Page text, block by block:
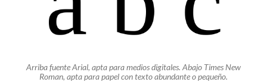
Arriba fuente Arial, apta para medios digitales. Abajo Times New
Roman, apta para papel con texto abundante o pequeño.